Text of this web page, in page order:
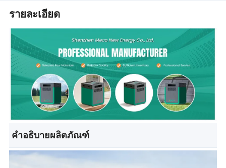
รายละเอียด
คำอธิบายผลิตภัณฑ์